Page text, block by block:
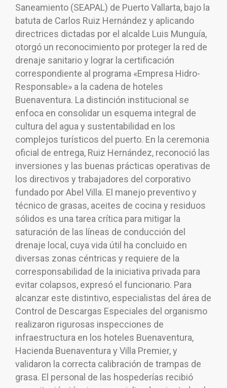
Saneamiento (SEAPAL) de Puerto Vallarta, bajo la
batuta de Carlos Ruiz Hernández y aplicando
directrices dictadas por el alcalde Luis Munguía,
otorgó un reconocimiento por proteger la red de
drenaje sanitario y lograr la certificación
correspondiente al programa «Empresa Hidro-
Responsable» a la cadena de hoteles
Buenaventura. La distinción institucional se
enfoca en consolidar un esquema integral de
cultura del agua y sustentabilidad en los
complejos turísticos del puerto. En la ceremonia
oficial de entrega, Ruiz Hernández, reconoció las
inversiones y las buenas prácticas operativas de
los directivos y trabajadores del corporativo
fundado por Abel Villa. El manejo preventivo y
técnico de grasas, aceites de cocina y residuos
sólidos es una tarea crítica para mitigar la
saturación de las líneas de conducción del
drenaje local, cuya vida útil ha concluido en
diversas zonas céntricas y requiere de la
corresponsabilidad de la iniciativa privada para
evitar colapsos, expresó el funcionario. Para
alcanzar este distintivo, especialistas del área de
Control de Descargas Especiales del organismo
realizaron rigurosas inspecciones de
infraestructura en los hoteles Buenaventura,
Hacienda Buenaventura y Villa Premier, y
validaron la correcta calibración de trampas de
grasa. El personal de las hospederías recibió